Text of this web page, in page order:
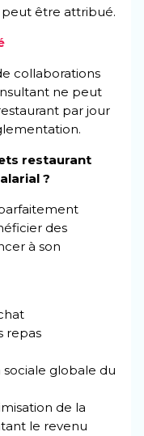
peut être attribué.
collaborations
ne peut
par jour
restaurant
?
des
à son
repas
globale du
de la
le revenu